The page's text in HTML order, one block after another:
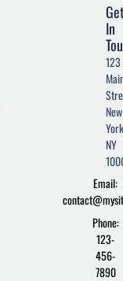
In
123
New
NY
Email:
Phone:
123-
456-
7890